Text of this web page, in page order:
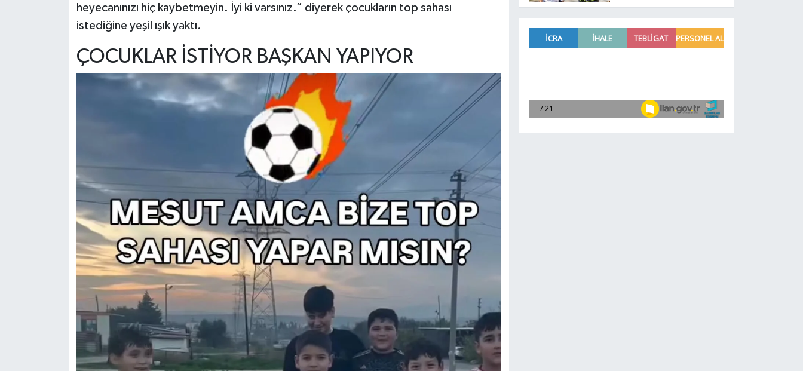
heyecanınızı hiç kaybetmeyin. İyi ki varsınız.” diyerek çocukların top sahası
istediğine yeşil ışık yaktı.
ÇOCUKLAR İSTİYOR BAŞKAN YAPIYOR
çalışmaya devam ediyor